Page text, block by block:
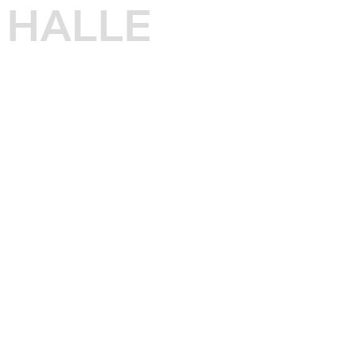
HALLE